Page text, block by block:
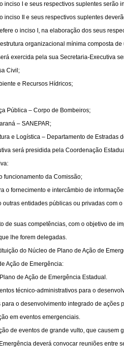
inciso I e seus respectivos suplentes
inciso II e seus respectivos suplentes
o inciso I, na elaboração dos seus
organizacional mínima composta
exercida pela sua Secretaria-Executiva
Civil;
e Recursos Hídricos;
Pública – Corpo de Bombeiros;
– SANEPAR;
e Logística – Departamento de Estradas
será presidida pela Coordenação
funcionamento da Comissão;
o fornecimento e intercâmbio de
entidades públicas ou privadas com
de suas competências, com o objetivo de
lhe forem delegadas.
do Núcleo de Plano de Ação de
Ação de Emergência:
de Ação de Emergência Estadual.
técnico-administrativos para o
o desenvolvimento integrado de
em eventos emergenciais.
de eventos de grande vulto, que causem
deverá convocar reuniões